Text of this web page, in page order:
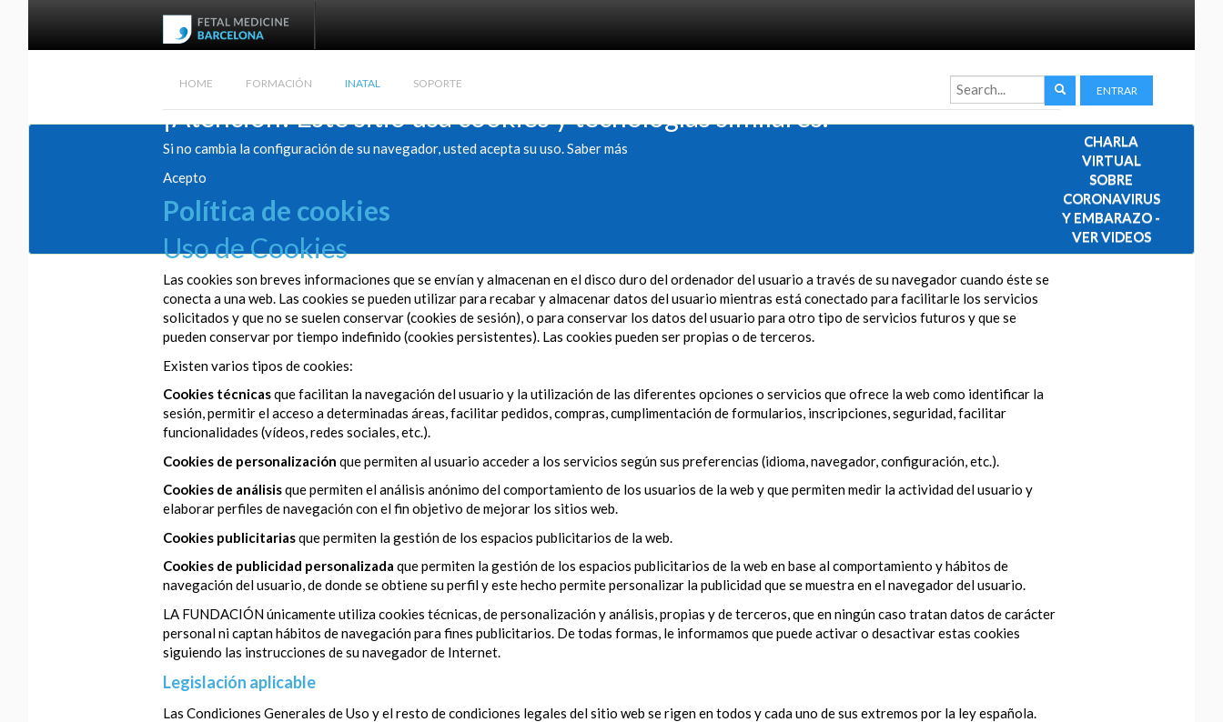
HOME FORMACIÓN INATAL SOPORTE
¡Atención! Este sitio usa cookies y tecnologías similares.
Si no cambia la configuración de su navegador, usted acepta su uso.Saber más
Acepto
Política de cookies
Uso de Cookies
Las cookies son breves informaciones que se envían y almacenan en el disco duro del ordenador del usuario a través de su navegador cuando éste se
conecta a una web. Las cookies se pueden utilizar para recabar y almacenar datos del usuario mientras está conectado para facilitarle los servicios
solicitados y que no se suelen conservar (cookies de sesión), o para conservar los datos del usuario para otro tipo de servicios futuros y que se
pueden conservar por tiempo indefinido (cookies persistentes). Las cookies pueden ser propias o de terceros.
Existen varios tipos de cookies:
Cookies técnicasque facilitan la navegación del usuario y la utilización de las diferentes opciones o servicios que ofrece la web como identificar la
sesión, permitir el acceso a determinadas áreas, facilitar pedidos, compras, cumplimentación de formularios, inscripciones, seguridad, facilitar
funcionalidades (vídeos, redes sociales, etc.).
Cookies de personalización que permiten al usuario acceder a los servicios según sus preferencias (idioma, navegador, configuración, etc.).
Cookies de análisisque permiten el análisis anónimo del comportamiento de los usuarios de la web y que permiten medir la actividad del usuario y
elaborar perfiles de navegación con el fin objetivo de mejorar los sitios web.
Cookies publicitariasque permiten la gestión de los espacios publicitarios de la web.
Cookies de publicidad personalizada que permiten la gestión de los espacios publicitarios de la web en base al comportamiento y hábitos de
navegación del usuario, de donde se obtiene su perfil y este hecho permite personalizar la publicidad que se muestra en el navegador del usuario.
LA FUNDACIÓN únicamente utiliza cookies técnicas, de personalización y análisis, propias y de terceros, que en ningún caso tratan datos de carácter
personal ni captan hábitos de navegación para fines publicitarios. De todas formas, le informamos que puede activar o desactivar estas cookies
siguiendo las instrucciones de su navegador de Internet.
Legislación aplicable
Las Condiciones Generales de Uso y el resto de condiciones legales del sitio web se rigen en todos y cada uno de sus extremos por la ley española.
ENTRAR
CHARLA
VIRTUAL
SOBRE
CORONAVIRUS
Y EMBARAZO -
VER VIDEOS